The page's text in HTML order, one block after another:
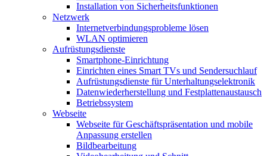
Installation von Sicherheitsfunktionen
Netzwerk
Internetverbindungsprobleme lösen
WLAN optimieren
Aufrüstungsdienste
Smartphone-Einrichtung
Einrichten eines Smart TVs und Sendersuchlauf
Aufrüstungsdienste für Unterhaltungselektronik
Datenwiederherstellung und Festplattenaustausch
Betriebssystem
Webseite
Webseite für Geschäftspräsentation und mobile
Anpassung erstellen
Bildbearbeitung